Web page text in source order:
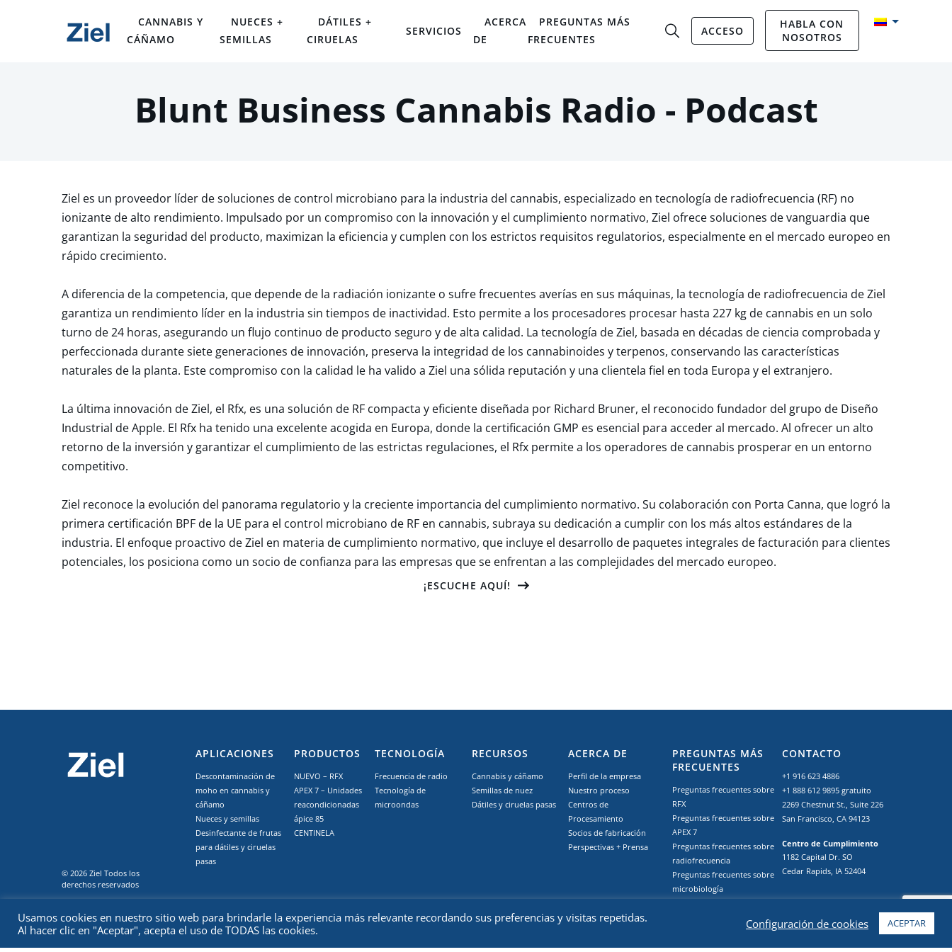
CANNABIS Y
CÁÑAMO
NUECES +
SEMILLAS
DÁTILES +
CIRUELAS
SERVICIOS
ACERCA
DE
PREGUNTAS MÁS
FRECUENTES
ACCESO
HABLA CON
NOSOTROS
Blunt Business Cannabis Radio - Podcast
Ziel es un proveedor líder de soluciones de control microbiano para la industria del cannabis, especializado en tecnología de radiofrecuencia (RF) no
ionizante de alto rendimiento. Impulsado por un compromiso con la innovación y el cumplimiento normativo, Ziel ofrece soluciones de vanguardia que
garantizan la seguridad del producto, maximizan la eficiencia y cumplen con los estrictos requisitos regulatorios, especialmente en el mercado europeo en
rápido crecimiento.
A diferencia de la competencia, que depende de la radiación ionizante o sufre frecuentes averías en sus máquinas, la tecnología de radiofrecuencia de Ziel
garantiza un rendimiento líder en la industria sin tiempos de inactividad. Esto permite a los procesadores procesar hasta 227 kg de cannabis en un solo
turno de 24 horas, asegurando un flujo continuo de producto seguro y de alta calidad. La tecnología de Ziel, basada en décadas de ciencia comprobada y
perfeccionada durante siete generaciones de innovación, preserva la integridad de los cannabinoides y terpenos, conservando las características
naturales de la planta. Este compromiso con la calidad le ha valido a Ziel una sólida reputación y una clientela fiel en toda Europa y el extranjero.
La última innovación de Ziel, el Rfx, es una solución de RF compacta y eficiente diseñada por Richard Bruner, el reconocido fundador del grupo de Diseño
Industrial de Apple. El Rfx ha tenido una excelente acogida en Europa, donde la certificación GMP es esencial para acceder al mercado. Al ofrecer un alto
retorno de la inversión y garantizar el cumplimiento de las estrictas regulaciones, el Rfx permite a los operadores de cannabis prosperar en un entorno
competitivo.
Ziel reconoce la evolución del panorama regulatorio y la creciente importancia del cumplimiento normativo. Su colaboración con Porta Canna, que logró la
primera certificación BPF de la UE para el control microbiano de RF en cannabis, subraya su dedicación a cumplir con los más altos estándares de la
industria. El enfoque proactivo de Ziel en materia de cumplimiento normativo, que incluye el desarrollo de paquetes integrales de facturación para clientes
potenciales, los posiciona como un socio de confianza para las empresas que se enfrentan a las complejidades del mercado europeo.
¡ESCUCHE AQUÍ!
© 2026 Ziel Todos los
derechos reservados
Derechos de autor
APLICACIONES
Descontaminación de
moho en cannabis y
cáñamo
Nueces y semillas
Desinfectante de frutas
para dátiles y ciruelas
pasas
PRODUCTOS
NUEVO – RFX
APEX 7 – Unidades
reacondicionadas
ápice 85
CENTINELA
TECNOLOGÍA
Frecuencia de radio
Tecnología de
microondas
RECURSOS
Cannabis y cáñamo
Semillas de nuez
Dátiles y ciruelas pasas
ACERCA DE
Perfil de la empresa
Nuestro proceso
Centros de
Procesamiento
Socios de fabricación
Perspectivas + Prensa
PREGUNTAS MÁS
FRECUENTES
Preguntas frecuentes sobre
RFX
Preguntas frecuentes sobre
APEX 7
Preguntas frecuentes sobre
radiofrecuencia
Preguntas frecuentes sobre
microbiología
Descripción general de la
certificación GMP
CONTACTO
+1 916 623 4886
+1 888 612 9895gratuito
2269 Chestnut St., Suite 226
San Francisco, CA 94123
Centro de Cumplimiento
1182 Capital Dr. SO
Cedar Rapids, IA 52404
Usamos cookies en nuestro sitio web para brindarle la experiencia más relevante recordando sus preferencias y visitas repetidas.
Al hacer clic en "Aceptar", acepta el uso de TODAS las cookies.
Configuración de cookies ACEPTAR